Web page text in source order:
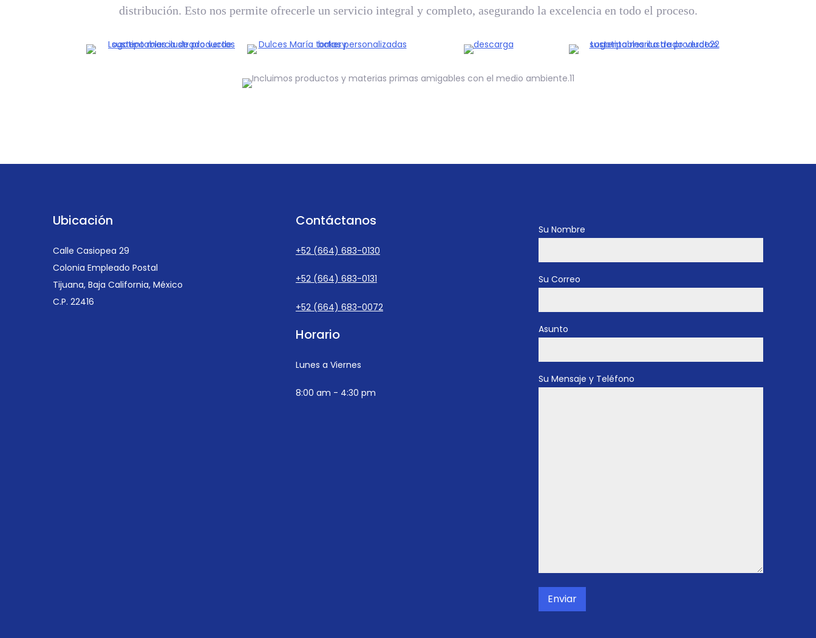
distribución. Esto nos permite ofrecerle un servicio integral y completo, asegurando la excelencia en todo el proceso.
Ubicación
Calle Casiopea 29
Colonia Empleado Postal
Tijuana, Baja California, México
C.P. 22416
Contáctanos
+52 (664) 683-0130
+52 (664) 683-0131
+52 (664) 683-0072
Horario
Lunes a Viernes
8:00 am - 4:30 pm
Su Nombre
Su Correo
Asunto
Su Mensaje y Teléfono